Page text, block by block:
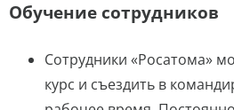
Обучение сотрудников
Сотрудники «Росатома»
курс и съездить в